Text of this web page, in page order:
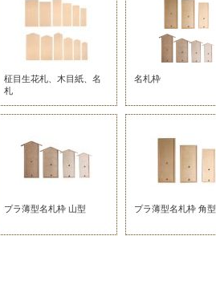
柾目生花札、木目紙、名
札
名札枠
プラ薄型名札枠 山型 プラ薄型名札枠 角型